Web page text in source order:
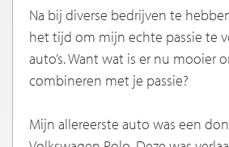
Na bij diverse bedrijven te
het tijd om mijn echte passie te
auto’s. Want wat is er nu mooier
combineren met je passie?
Mijn allereerste auto was een